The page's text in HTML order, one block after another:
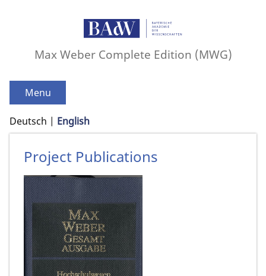
Max Weber Complete Edition (MWG)
Menu
Deutsch English
Project Publications